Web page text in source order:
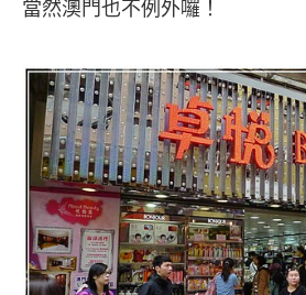
當然澳門也不例外囉！